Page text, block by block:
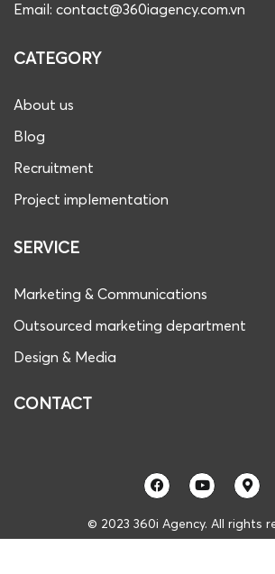
Email: contact@360iagency.com.vn
CATEGORY
About us
Blog
Recruitment
Project implementation
SERVICE
Marketing & Communications
Outsourced marketing department
Design & Media
CONTACT
© 2023 360i Agency. All rights